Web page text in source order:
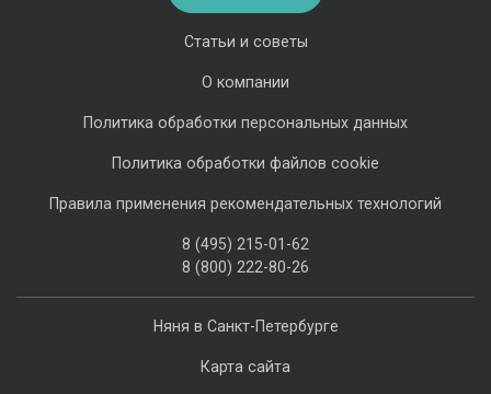
Няня в Санкт-Петербурге
Карта сайта
Статьи и советы
О компании
Политика обработки персональных данных
Политика обработки файлов cookie
Правила применения рекомендательных технологий
8 (495) 215-01-62
8 (800) 222-80-26